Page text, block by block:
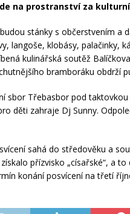
na prostranství za
stánky s občerstvením a
langoše, klobásy, palačinky,
kulinářská soutěž
bramboráku obdrží
sbor Třebasbor pod taktovkou
děti zahraje Dj Sunny.
sahá do středověku a
přízvisko „císařské“, a
konání posvícení na třetí